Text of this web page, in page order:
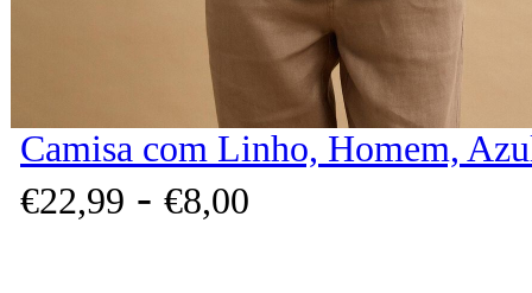
Camisa com Linho, Homem,
€22,99 - €8,00